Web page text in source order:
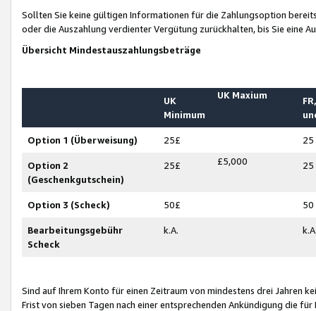
Sollten Sie keine gültigen Informationen für die Zahlungsoption
oder die Auszahlung verdienter Vergütung zurückhalten, bis Sie
Übersicht Mindestauszahlungsbeträge
UK
Minimum
UK Maxium
Option 1 (Überweisung) 25£ 25
Option 2
(Geschenkgutschein)
25£ £5,000 25
Option 3 (Scheck) 50£ 50
Bearbeitungsgebühr
Scheck
k.A.
Sind auf Ihrem Konto für einen Zeitraum von mindestens drei Jahren
Frist von sieben Tagen nach einer entsprechenden Ankündigung die